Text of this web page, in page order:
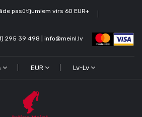
pasūtījumiem virs 60 EUR+
295 39 498 | info@meinl.lv
EUR Lv-Lv